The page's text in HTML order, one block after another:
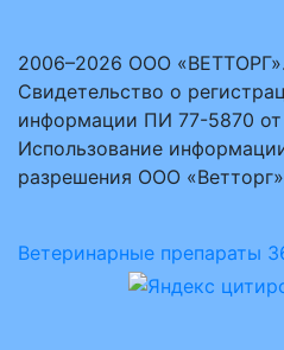
2006–2026 ООО
Свидетельство о
информации ПИ 77-5870 от
Использование
разрешения ООО
Ветеринарные препараты